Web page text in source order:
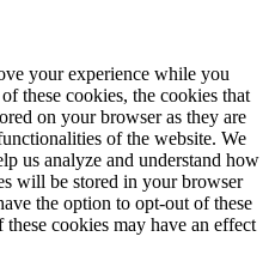
your experience while you
these cookies, the cookies that
on your browser as they are
of the website. We
us analyze and understand how
will be stored in your browser
the option to opt-out of these
cookies may have an effect